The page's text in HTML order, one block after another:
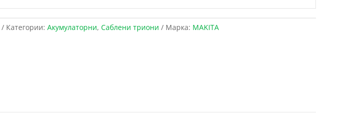
Категории: Акумулаторни, Саблени триони Марка: MAKITA